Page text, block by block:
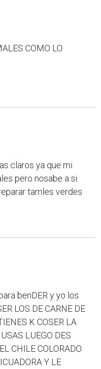
COMO LO
claros ya que mi
pero nosabe a si
tamles verdes
benDER y yo los
LOS DE CARNE DE
K COSER LA
LUEGO DES
CHILE COLORADO
Y LE